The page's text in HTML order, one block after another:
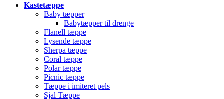
Kastetæppe
Baby tæpper
Babytæpper til drenge
Flanell tæppe
Lysende tæppe
Sherpa tæppe
Coral tæppe
Polar tæppe
Picnic tæppe
Tæppe i imiteret pels
Sjal Tæppe